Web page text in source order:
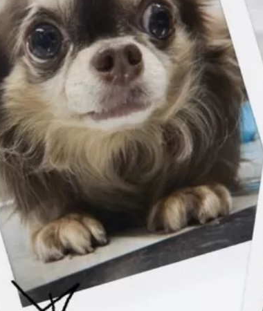
来院される方へのお願い
アニマルプラスの特別なメディカルケア